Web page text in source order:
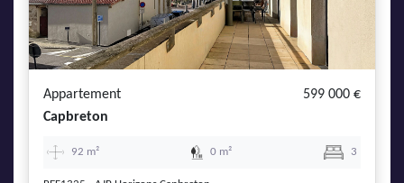
Appartement
599 000 €
Capbreton
92 m² 0 m² 3